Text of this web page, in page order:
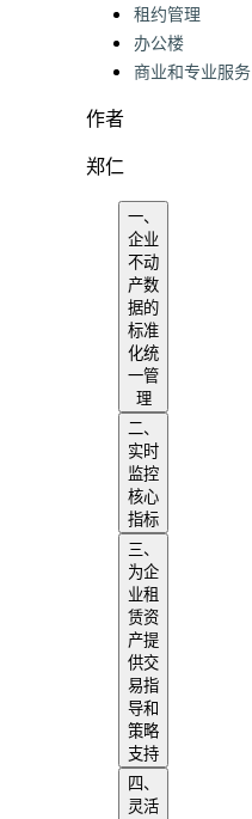
租约管理
办公楼
商业和专业服务
作者
郑仁
一、
企业
不动
产数
据的
标准
化统
一管
理
二、
实时
监控
核心
指标
三、
为企
业租
赁资
产提
供交
易指
导和
策略
支持
四、
灵活